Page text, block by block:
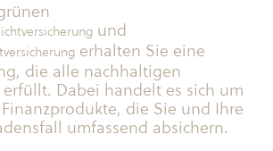
und
erhalten Sie eine
die alle nachhaltigen
Dabei handelt es sich um
die Sie und Ihre
umfassend absichern.